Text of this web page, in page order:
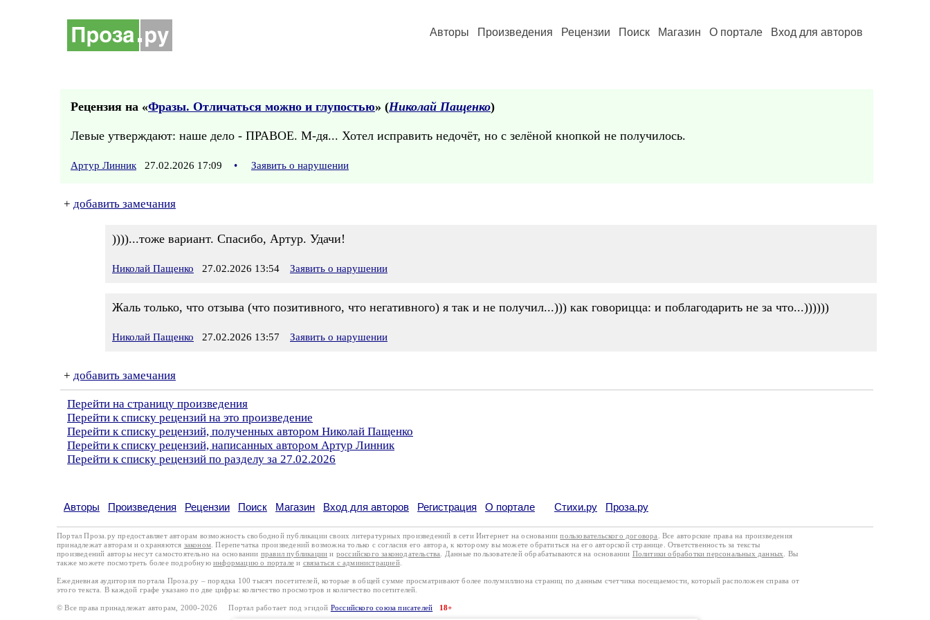
Авторы Произведения Рецензии Поиск Магазин О портале Вход для авторов
Рецензия на «Фразы. Отличаться можно и глупостью» (Николай Пащенко)
Левые утверждают: наше дело - ПРАВОЕ. М-дя... Хотел исправить недочёт, но с зелёной кнопкой не получилось.
Артур Линник 27.02.2026 17:09 • Заявить о нарушении
+ добавить замечания
))))...тоже вариант. Спасибо, Артур. Удачи!
Николай Пащенко 27.02.2026 13:54 Заявить о нарушении
Жаль только, что отзыва (что позитивного, что негативного) я так и не получил...))) как говорицца: и поблагодарить не за что...))))))
Николай Пащенко 27.02.2026 13:57 Заявить о нарушении
+ добавить замечания
Перейти на страницу произведения
Перейти к списку рецензий на это произведение
Перейти к списку рецензий, полученных автором Николай Пащенко
Перейти к списку рецензий, написанных автором Артур Линник
Перейти к списку рецензий по разделу за 27.02.2026
Авторы Произведения Рецензии Поиск Магазин Вход для авторов Регистрация О портале Стихи.ру Проза.ру
Портал Проза.ру предоставляет авторам возможность свободной публикации своих литературных произведений в сети Интернет на основаниипользовательского договора
. Все авторские права на произведения
принадлежат авторам и охраняются законом . Перепечатка произведений возможна только с согласия его автора, к которому вы можете обратиться на его авторской странице. Ответственность за тексты
произведений авторы несут самостоятельно на основании правил публикации и российского законодательства . Данные пользователей обрабатываются на основании Политики обработки персональных данных
. Вы
также можете посмотреть более подробную информацию о портале и связаться с администрацией.
Ежедневная аудитория портала Проза.ру – порядка 100 тысяч посетителей, которые в общей сумме просматривают более полумиллиона страниц по данным счетчика посещаемости, который расположен справа от
этого текста. В каждой графе указано по две цифры: количество просмотров и количество посетителей.
© Все права принадлежат авторам, 2000-2026 Портал работает под эгидой Российского союза писателей 18+